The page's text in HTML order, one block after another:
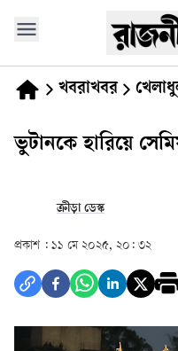
খবরাখবর
ভুটানকে হারিয়ে
ক্রীড়া ডেস্ক
প্রকাশ : ১১ মে ২০২৫, ২০: ৩২